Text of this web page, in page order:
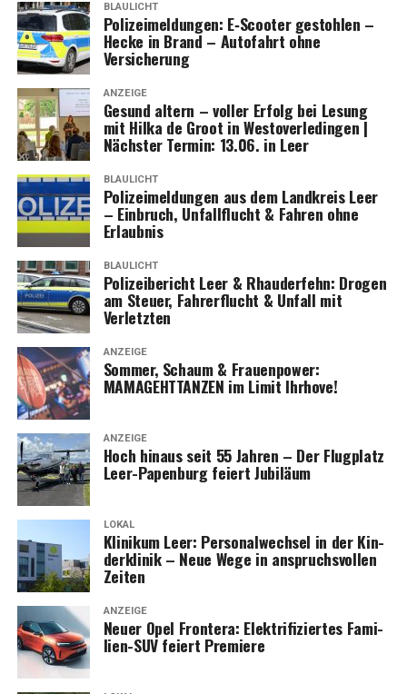
BLAULICHT
Poli­zei­mel­dun­gen: E‑Scooter gestoh­len –
Hecke in Brand – Auto­fahrt ohne
Versicherung
ANZEIGE
Gesund altern – vol­ler Erfolg bei Lesung
mit Hil­ka de Groot in Wes­t­ov­er­le­din­gen |
Nächs­ter Ter­min: 13.06. in Leer
BLAULICHT
Poli­zei­mel­dun­gen aus dem Land­kreis Leer
– Ein­bruch, Unfall­flucht & Fah­ren ohne
Erlaubnis
BLAULICHT
Poli­zei­be­richt Leer & Rhau­der­fehn: Dro­gen
am Steu­er, Fah­rer­flucht & Unfall mit
Verletzten
ANZEIGE
Som­mer, Schaum & Frau­en­power:
MAMAGEHTTANZEN im Limit Ihrhove!
ANZEIGE
Hoch hin­aus seit 55 Jah­ren – Der Flug­platz
Leer-Papen­burg fei­ert Jubiläum
LOKAL
Kli­ni­kum Leer: Per­so­nal­wech­sel in der Kin­
der­kli­nik – Neue Wege in anspruchs­vol­len
Zeiten
ANZEIGE
Neu­er Opel Fron­te­ra: Elek­tri­fi­zier­tes Fami­
li­en-SUV fei­ert Premiere